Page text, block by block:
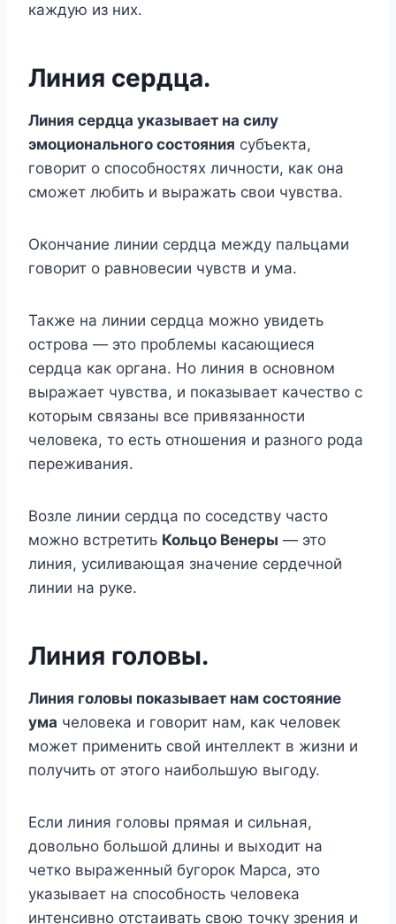
каждую из них.
Линия сердца.
Линия сердца указывает на силу
эмоционального состояния субъекта,
говорит о способностях личности, как она
сможет любить и выражать свои чувства.
Окончание линии сердца между пальцами
говорит о равновесии чувств и ума.
Также на линии сердца можно увидеть
острова — это проблемы касающиеся
сердца как органа. Но линия в основном
выражает чувства, и показывает качество с
которым связаны все привязанности
человека, то есть отношения и разного рода
переживания.
Возле линии сердца по соседству часто
можно встретить Кольцо Венеры — это
линия, усиливающая значение сердечной
линии на руке.
Линия головы.
Линия головы показывает нам состояние
ума человека и говорит нам, как человек
может применить свой интеллект в жизни и
получить от этого наибольшую выгоду.
Если линия головы прямая и сильная,
довольно большой длины и выходит на
четко выраженный бугорок Марса, это
указывает на способность человека
интенсивно отстаивать свою точку зрения и